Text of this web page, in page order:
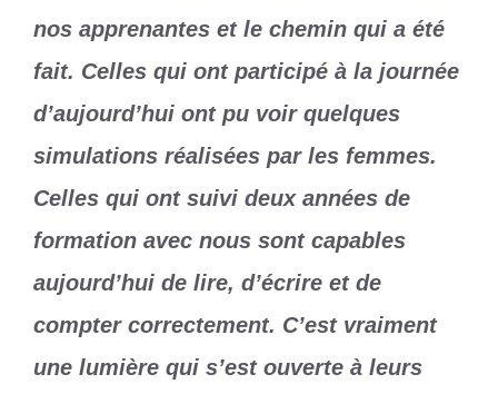
nos apprenantes et le chemin qui a été
fait. Celles qui ont participé à la journée
d’aujourd’hui ont pu voir quelques
simulations réalisées par les femmes.
Celles qui ont suivi deux années de
formation avec nous sont capables
aujourd’hui de lire, d’écrire et de
compter correctement. C’est vraiment
une lumière qui s’est ouverte à leurs